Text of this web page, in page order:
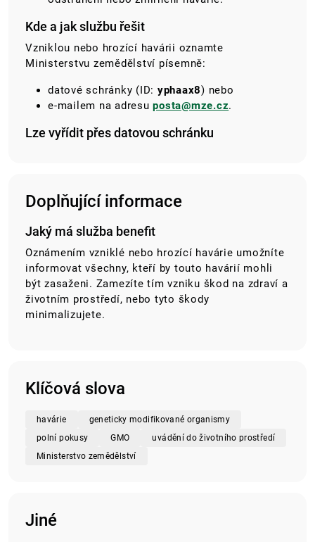
Kde a jak službu řešit
Vzniklou nebo hrozící havárii oznamte
Ministerstvu zemědělství písemně:
datové schránky (ID: yphaax8) nebo
e-mailem na adresuposta@mze.cz.
Lze vyřídit přes datovou schránku
Doplňující informace
Jaký má služba benefit
Oznámením vzniklé nebo hrozící havárie umožníte
informovat všechny, kteří by touto havárií mohli
být zasaženi. Zamezíte tím vzniku škod na zdraví a
životním prostředí, nebo tyto škody
minimalizujete.
Klíčová slova
havárie
geneticky modifikované organismy
polní pokusy
GMO
uvádění do životního prostředí
Ministerstvo zemědělství
Jiné